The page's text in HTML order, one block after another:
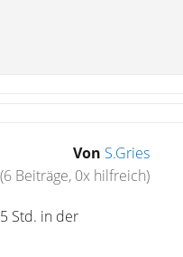
Von S.Gries
(6 Beiträge, 0x hilfreich)
Std. in der